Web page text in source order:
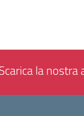
la nostra